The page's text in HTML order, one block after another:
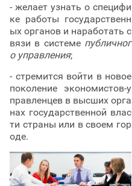
- желает узнать о специфи
ке работы государственн
ых органов и наработать с
вязи в системе публичног
о управления;
- стремится войти в новое
поколение экономистов-у
правленцев в высших орга
нах государственной влас
ти страны или в своем гор
оде.